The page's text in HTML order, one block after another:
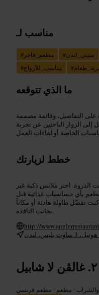
مناسب لـ
# مطعم_فاخر #سيتي_لندن
#مناسب_للأزواج #
ما الذي تتوقعه
على التفاصيل، وقائمة مصممة
الزوار الباحثين عن تجربة
خطط لزيارتك
اختر ملابس ذكية غير
بأي حساسيات غذائية قبل
تفضّل طاولة هادئة أو مكاناً
بجانب النافذة.
http://
غالڤن لا شابيل
والشراب • مطعم • مطعم فرنسي